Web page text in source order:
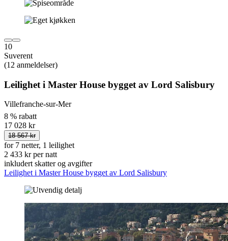
10
Suverent
(12 anmeldelser)
Leilighet i Master House bygget av Lord Salisbury
Villefranche-sur-Mer
8 % rabatt
17 028 kr
18 567 kr
for 7 netter, 1 leilighet
2 433 kr per natt
inkludert skatter og avgifter
Leilighet i Master House bygget av Lord Salisbury